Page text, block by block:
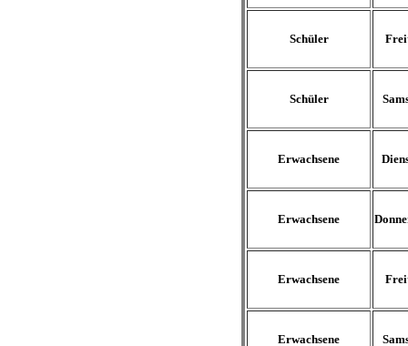
Schüler
Schüler
Erwachsene
Erwachsene
Erwachsene
Erwachsene